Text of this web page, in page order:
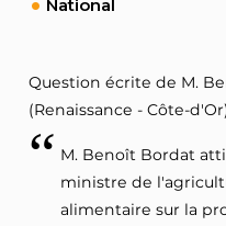
National
Question écrite de M.
(Renaissance - Côte-
M. Benoît Bordat
ministre de
alimentaire sur la